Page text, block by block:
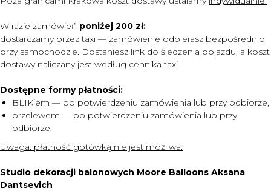
W razie zamówień poniżej 200 zł:
dostarczamy przez taxi — zamówienie odbierasz bezpośrednio
przy samochodzie. Dostaniesz link do śledzenia pojazdu, a koszt
dostawy naliczany jest według cennika taxi.
Dostępne formy płatności:
BLIKiem — po potwierdzeniu zamówienia lub przy odbiorze,
przelewem — po potwierdzeniu zamówienia lub przy
odbiorze.
Uwaga: płatność gotówką nie jest możliwa.
Studio dekoracji balonowych Moore Balloons Aksana
Dantsevich
MENU